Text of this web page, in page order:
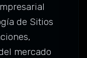
de Sitios
mercado